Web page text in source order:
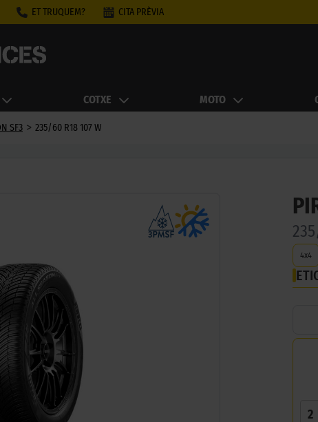
ET TRUQUEM? CITA PRÈVIA
COTXE MOTO
SF3 > 235/60 R18 107 W
4x4
2